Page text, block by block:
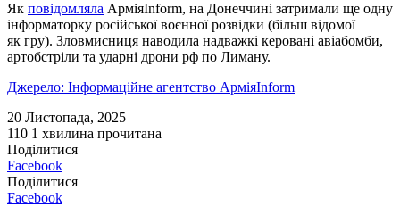
Як повідомляла АрміяInform, на Донеччині затримали ще одну
інформаторку російської воєнної розвідки (більш відомої
як гру). Зловмисниця наводила надважкі керовані авіабомби,
артобстріли та ударні дрони рф по Лиману.
Джерело: Інформаційне агентство АрміяInform
20 Листопада, 2025
110 1 хвилина прочитана
Поділитися
Facebook
Поділитися
Facebook